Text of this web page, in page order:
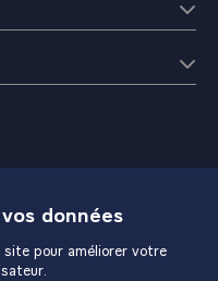
données
pour améliorer votre